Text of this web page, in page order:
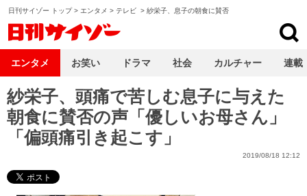
日刊サイゾー トップ> エンタメ > テレビ > 紗栄子、息子の朝食に賛否
紗栄子、頭痛で苦しむ息子に与えた
朝食に賛否の声「優しいお母さん」
「偏頭痛引き起こす」
2019/08/18 12:12
エンタメ お笑い ドラマ 社会 カルチャー 連載